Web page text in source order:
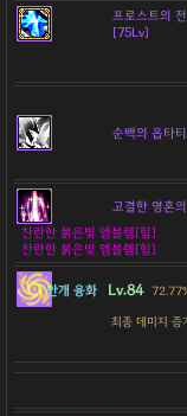
프로스트의
[75Lv]
순백의 옵타
고결한 영혼
찬란한 붉은빛 엠블렘[힘]
찬란한 붉은빛 엠블렘[힘]
안개 융화 Lv.84
최종 데미지 증